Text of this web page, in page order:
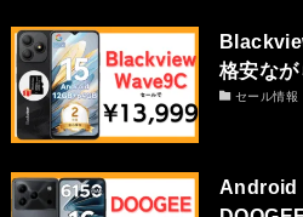
格安な
セール情報
Android